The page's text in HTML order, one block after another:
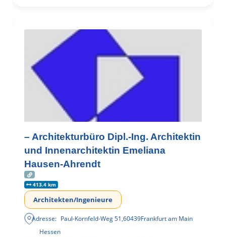
– Architekturbüro Dipl.-Ing. Architektin
und Innenarchitektin Emeliana
Hausen-Ahrendt
413.4 km
Architekten/Ingenieure
Adresse: Paul-Kornfeld-Weg 51,60439Frankfurt am Main
Hessen